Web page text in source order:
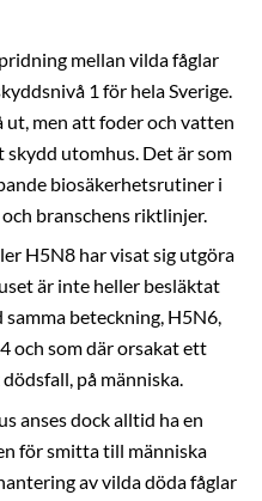
mellan vilda fåglar
1 för hela Sverige.
men att foder och vatten
skydd utomhus. Det är som
biosäkerhetsrutiner i
branschens riktlinjer.
H5N8 har visat sig utgöra
är inte heller besläktat
beteckning, H5N6,
och som där orsakat ett
på människa.
anses dock alltid ha en
för smitta till människa
av vilda döda fåglar